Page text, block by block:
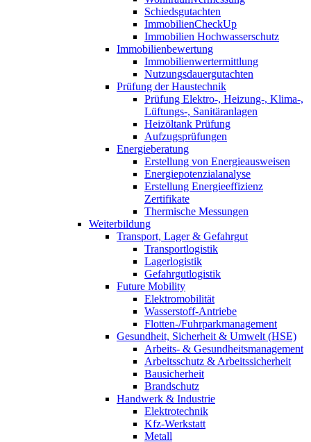
Schiedsgutachten
ImmobilienCheckUp
Immobilien Hochwasserschutz
Immobilienbewertung
Immobilienwertermittlung
Nutzungsdauergutachten
Prüfung der Haustechnik
Prüfung Elektro-, Heizung-, Klima-,
Lüftungs-, Sanitäranlagen
Heizöltank Prüfung
Aufzugsprüfungen
Energieberatung
Erstellung von Energieausweisen
Energiepotenzialanalyse
Erstellung Energieeffizienz
Zertifikate
Thermische Messungen
Weiterbildung
Transport, Lager & Gefahrgut
Transportlogistik
Lagerlogistik
Gefahrgutlogistik
Future Mobility
Elektromobilität
Wasserstoff-Antriebe
Flotten-/Fuhrparkmanagement
Gesundheit, Sicherheit & Umwelt (HSE)
Arbeits- & Gesundheitsmanagement
Arbeitsschutz & Arbeitssicherheit
Bausicherheit
Brandschutz
Handwerk & Industrie
Elektrotechnik
Kfz-Werkstatt
Metall